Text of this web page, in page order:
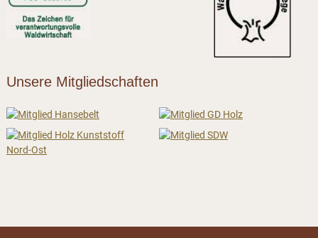
Unsere Mitgliedschaften